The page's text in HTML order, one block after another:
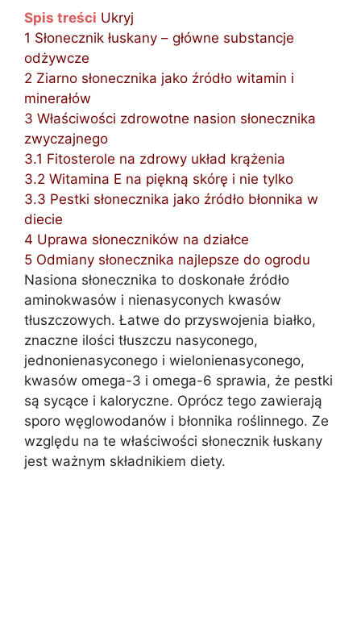
Spis treści Ukryj
1 Słonecznik łuskany – główne substancje
odżywcze
2 Ziarno słonecznika jako źródło witamin i
minerałów
3 Właściwości zdrowotne nasion słonecznika
zwyczajnego
3.1 Fitosterole na zdrowy układ krążenia
3.2 Witamina E na piękną skórę i nie tylko
3.3 Pestki słonecznika jako źródło błonnika w
diecie
4 Uprawa słoneczników na działce
5 Odmiany słonecznika najlepsze do ogrodu
Nasiona słonecznika to doskonałe źródło
aminokwasów i nienasyconych kwasów
tłuszczowych. Łatwe do przyswojenia białko,
znaczne ilości tłuszczu nasyconego,
jednonienasyconego i wielonienasyconego,
kwasów omega-3 i omega-6 sprawia, że pestki
są sycące i kaloryczne. Oprócz tego zawierają
sporo węglowodanów i błonnika roślinnego. Ze
względu na te właściwości słonecznik łuskany
jest ważnym składnikiem diety.